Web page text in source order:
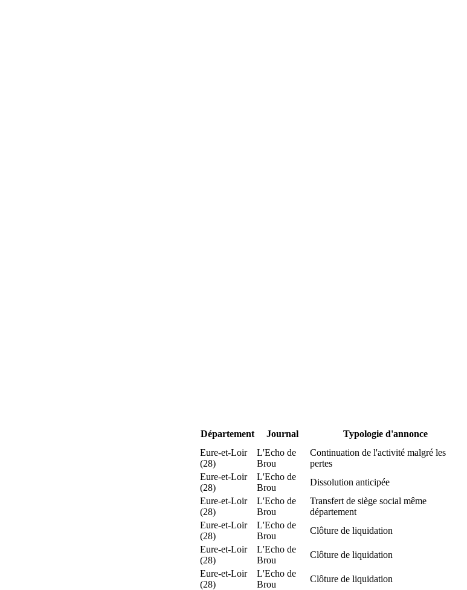
Département Journal Typologie d'annonce
Eure-et-Loir
(28)
L'Echo de
Brou
Continuation de l'activité malgré les
pertes
Eure-et-Loir
(28)
L'Echo de
Brou
Dissolution anticipée
Eure-et-Loir
(28)
L'Echo de
Brou
Transfert de siège social même
département
Eure-et-Loir
(28)
L'Echo de
Brou
Clôture de liquidation
Eure-et-Loir
(28)
L'Echo de
Brou
Clôture de liquidation
Eure-et-Loir
(28)
L'Echo de
Brou
Clôture de liquidation